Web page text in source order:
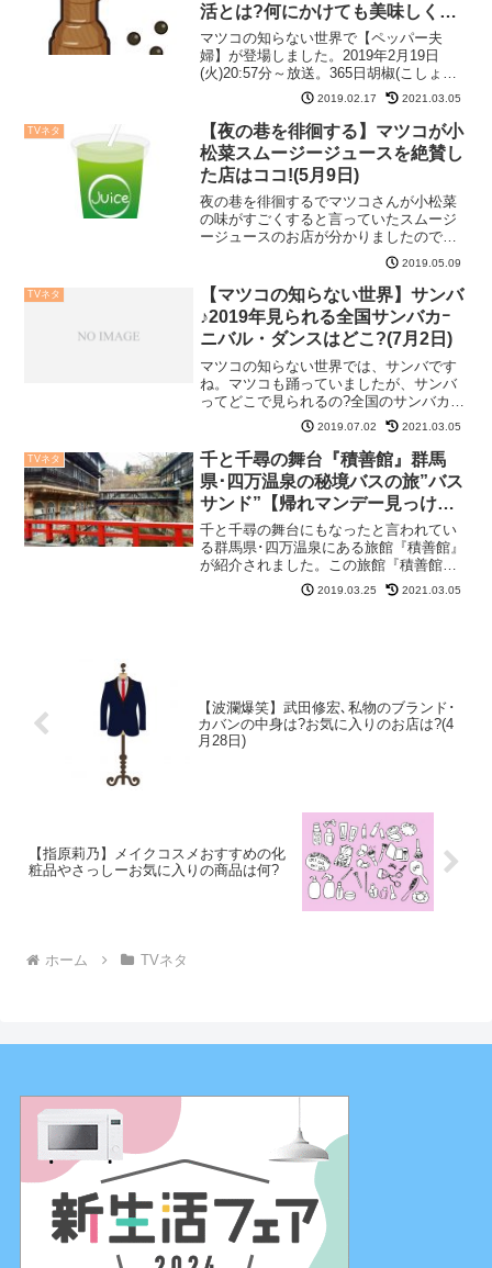
活とは?何にかけても美味しくな
る?
マツコの知らない世界で【ペッパー夫
婦】が登場しました。2019年2月19日
(火)20:57分～放送。365日胡椒(こしょう)
と共に生活している夫婦って!?気になっ
たので調べてみました。マツコの知らな
い世界【ペッパー夫婦】って?ペッパーを
愛し...
2019.02.17 2021.03.05
TVネタ
【夜の巷を徘徊する】マツコが小
松菜スムージージュースを絶賛し
た店はココ!(5月9日)
夜の巷を徘徊するでマツコさんが小松菜
の味がすごくすると言っていたスムージ
ージュースのお店が分かりましたので、
紹介しますね。【夜の巷を徘徊する】マ
ツコが小松菜スムージーのお店はココ!マ
ツコさんががっつり小松菜のスムージジ
ュースを飲み、ジューサ...
2019.05.09
TVネタ
【マツコの知らない世界】サンバ
♪2019年見られる全国サンバカｰ
ニバル・ダンスはどこ?(7月2日)
マツコの知らない世界では、サンバです
ね。マツコも踊っていましたが、サンバ
ってどこで見られるの?全国のサンバカー
ニバル・ダンスを探しました。参考にし
て下さいね。2019年で見られる全国サン
バカｰニバルはドコ?アントニオよ!とマツ
コが言っていた...
2019.07.02 2021.03.05
TVネタ
千と千尋の舞台『積善館』群馬
県･四万温泉の秘境バスの旅”バス
サンド”【帰れマンデー見っけ
隊!!】(3月25日)
千と千尋の舞台にもなったと言われてい
る群馬県･四万温泉にある旅館『積善館』
が紹介されました。この旅館『積善館』
が気になったので調べてみました。千と
千尋の舞台群馬県･四万温泉『積善館』
2019.03.25 2021.03.05
【波瀾爆笑】武田修宏､私物のブランド･
カバンの中身は?お気に入りのお店は?(4
月28日)
【指原莉乃】メイクコスメおすすめの化
粧品やさっしーお気に入りの商品は何?
ホーム TVネタ